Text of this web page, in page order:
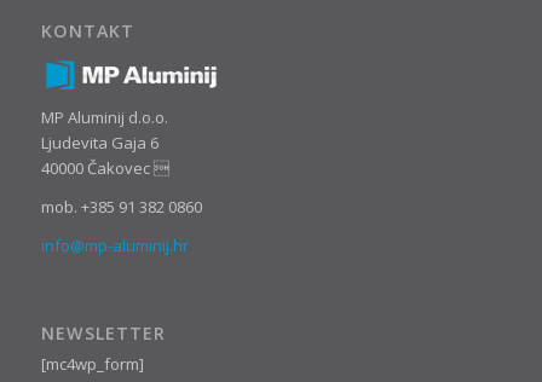
KONTAKT
MP Aluminij d.o.o.
Ljudevita Gaja 6
40000 Čakovec 
mob. +385 91 382 0860
info@mp-aluminij.hr
NEWSLETTER
[mc4wp_form]